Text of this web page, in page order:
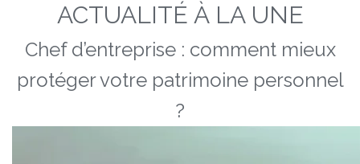
ACTUALITÉ À LA UNE
Chef d’entreprise : comment mieux
protéger votre patrimoine personnel
?